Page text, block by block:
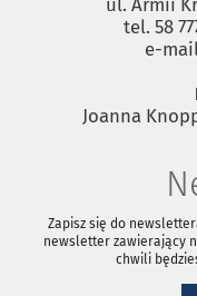
ul. Armii
tel. 58
e-
Joanna
Zapisz się do
newsletter zawierający
chwili